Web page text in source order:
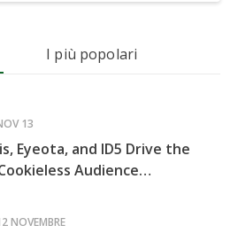
I più popolari
13
Eyeota, and ID5 Drive the
Audience
NOVEMBRE